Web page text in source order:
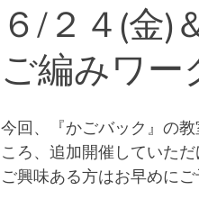
６/２４(金
ご編みワー
今回、『かごバック』の
ころ、追加開催していただ
ご興味ある方はお早めにご